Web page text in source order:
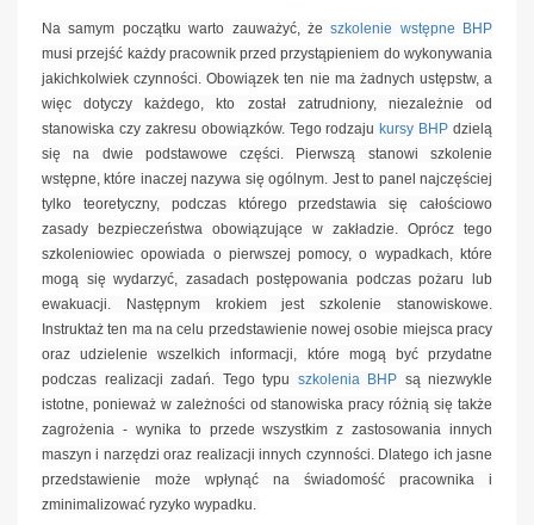
Na samym początku warto zauważyć, żeszkolenie wstępne BHP
musi przejść każdy pracownik przed przystąpieniem do wykonywania
jakichkolwiek czynności. Obowiązek ten nie ma żadnych ustępstw, a
więc dotyczy każdego, kto został zatrudniony, niezależnie od
stanowiska czy zakresu obowiązków. Tego rodzajukursy BHP dzielą
się na dwie podstawowe części. Pierwszą stanowi szkolenie
wstępne, które inaczej nazywa się ogólnym. Jest to panel najczęściej
tylko teoretyczny, podczas którego przedstawia się całościowo
zasady bezpieczeństwa obowiązujące w zakładzie. Oprócz tego
szkoleniowiec opowiada o pierwszej pomocy, o wypadkach, które
mogą się wydarzyć, zasadach postępowania podczas pożaru lub
ewakuacji. Następnym krokiem jest szkolenie stanowiskowe.
Instruktaż ten ma na celu przedstawienie nowej osobie miejsca pracy
oraz udzielenie wszelkich informacji, które mogą być przydatne
podczas realizacji zadań. Tego typu szkolenia BHP są niezwykle
istotne, ponieważ w zależności od stanowiska pracy różnią się także
zagrożenia - wynika to przede wszystkim z zastosowania innych
maszyn i narzędzi oraz realizacji innych czynności. Dlatego ich jasne
przedstawienie może wpłynąć na świadomość pracownika i
zminimalizować ryzyko wypadku.